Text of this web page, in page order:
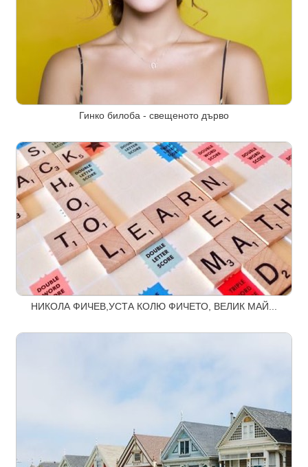
Гинко билоба - свещеното дърво
НИКОЛА ФИЧЕВ,УСТА КОЛЮ ФИЧЕТО, ВЕЛИК МАЙ...